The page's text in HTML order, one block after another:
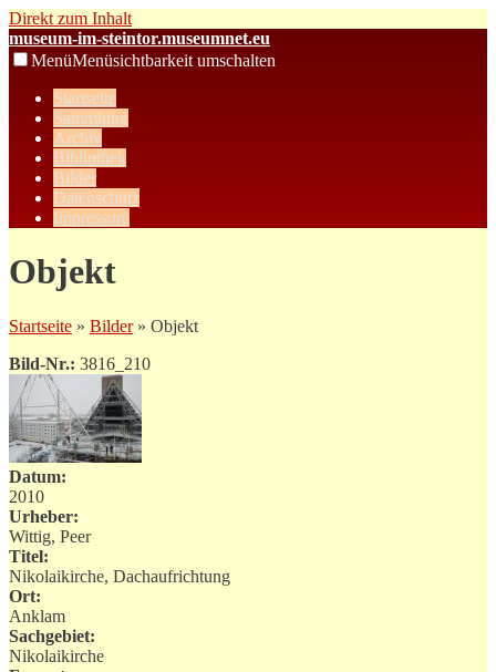
Direkt zum Inhalt
museum-im-steintor.museumnet.eu
MenüMenüsichtbarkeit umschalten
Startseite
Sammlung
Archiv
Bibliothek
Bilder
Datenschutz
Impressum
Objekt
Startseite » Bilder» Objekt
Bild-Nr.: 3816_210
Datum:
2010
Urheber:
Wittig, Peer
Titel:
Nikolaikirche, Dachaufrichtung
Ort:
Anklam
Sachgebiet:
Nikolaikirche